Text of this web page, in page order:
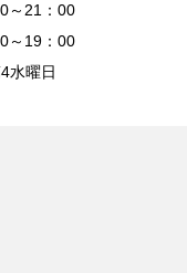
～21：00
19：00
水曜日